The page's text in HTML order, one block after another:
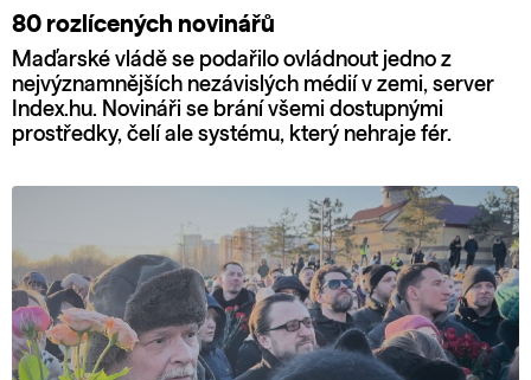
80 rozlícených novinářů
Maďarské vládě se podařilo ovládnout jedno z
nejvýznamnějších nezávislých médií v zemi, server
Index.hu. Novináři se brání všemi dostupnými
prostředky, čelí ale systému, který nehraje fér.